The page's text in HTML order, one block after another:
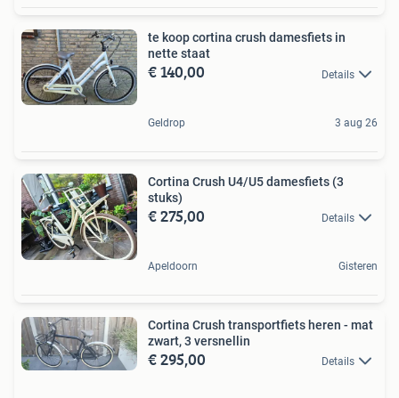
te koop cortina crush damesfiets in
nette staat
€ 140,00 Details
Geldrop 3 aug 26
Cortina Crush U4/U5 damesfiets (3
stuks)
€ 275,00 Details
Apeldoorn Gisteren
Cortina Crush transportfiets heren - mat
zwart, 3 versnellin
€ 295,00 Details